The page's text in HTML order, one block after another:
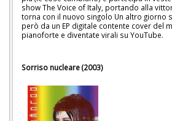
show The Voice of Italy, portando alla
torna con il nuovo singolo Un altro giorno
però da un EP digitale contente cover del
pianoforte e diventate virali su YouTube.
Sorriso nucleare (2003)